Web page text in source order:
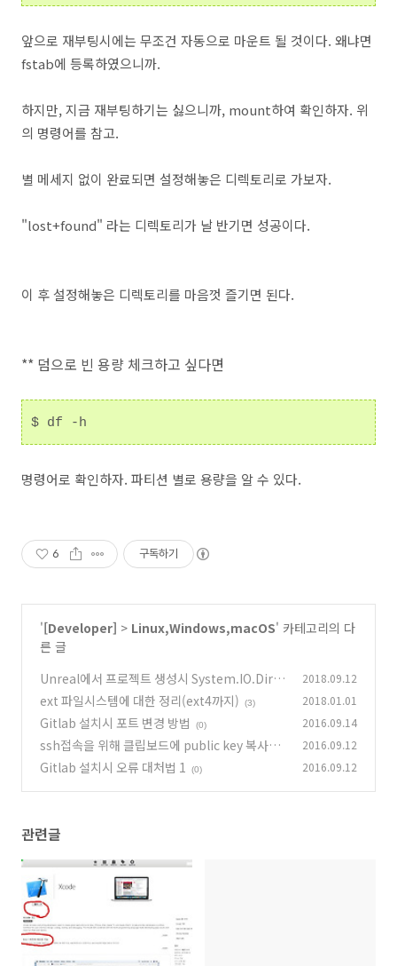
앞으로 재부팅시에는 무조건 자동으로 마운트 될 것이다. 왜냐면
fstab에 등록하였으니까.
하지만, 지금 재부팅하기는 싫으니까, mount하여 확인하자. 위
의 명령어를 참고.
별 메세지 없이 완료되면 설정해놓은 디렉토리로 가보자.
"lost+found" 라는 디렉토리가 날 반기면 성공이다.
이 후 설정해놓은 디렉토리를 마음껏 즐기면 된다.
** 덤으로 빈 용량 체크하고 싶다면
$ df -h
명령어로 확인하자. 파티션 별로 용량을 알 수 있다.
6 구독하기
'[Developer] > Linux,Windows,macOS' 카테고리의 다
른 글
Unreal에서 프로젝트 생성시 System.IO.Direc
toryNotFoundException 발생시 해결
(0)
2018.09.12
ext 파일시스템에 대한 정리(ext4까지) (3) 2018.01.01
Gitlab 설치시 포트 변경 방법 (0) 2016.09.14
ssh접속을 위해 클립보드에 public key 복사하
기
(0)
2016.09.12
Gitlab 설치시 오류 대처법 1 (0) 2016.09.12
관련글